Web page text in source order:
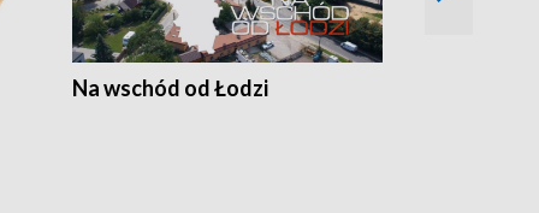
Na wschód od Łodzi